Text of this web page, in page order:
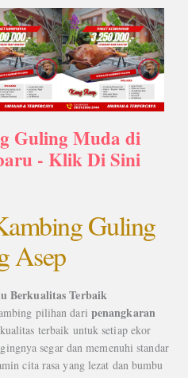
Guling Muda di
- Klik Di Sini
Guling
Asep
Berkualitas Terbaik
pilihan dari penangkaran
terbaik untuk setiap ekor
segar dan memenuhi standar
cita rasa yang lezat dan bumbu